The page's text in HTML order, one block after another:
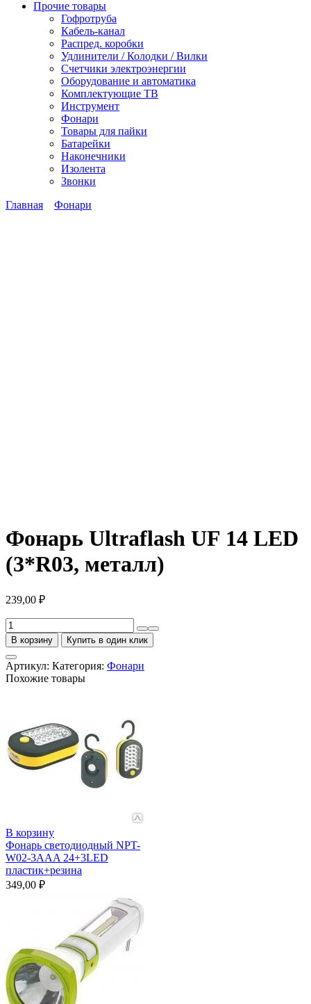
Прочие товары
Гофротруба
Кабель-канал
Распред. коробки
Удлинители / Колодки / Вилки
Счетчики электроэнергии
Оборудование и автоматика
Комплектующие ТВ
Инструмент
Фонари
Товары для пайки
Батарейки
Наконечники
Изолента
Звонки
Главная
Фонари
Фонарь Ultraflash UF 14 LED
(3*R03, металл)
239,00 ₽
Количество
товара
Фонарь
Ultraflash
UF
14
металл)
В корзину Купить в один клик
Артикул: Категория: Фонари
Похожие товары
В корзину
Фонарь светодиодный NPT-
W02-3AAA 24+3LED
пластик+резина
349,00 ₽